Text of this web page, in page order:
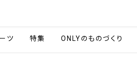
ツ 特集 ONLYのものづくり